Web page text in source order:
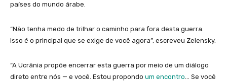
países do mundo árabe.
“Não tenha medo de trilhar o caminho para fora desta guerra.
Isso é o principal que se exige de você agora”, escreveu Zelensky.
“A Ucrânia propõe encerrar esta guerra por meio de um diálogo
direto entre nós — e você. Estou propondo um encontro… Se você